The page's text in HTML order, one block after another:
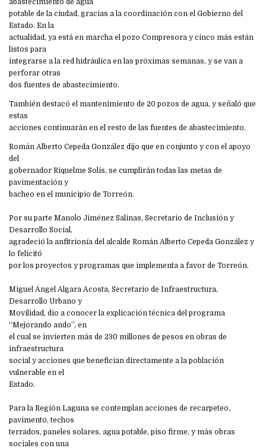
abastecimiento de agua
potable de la ciudad, gracias a la coordinación con el Gobierno del
Estado. En la
actualidad, ya está en marcha el pozo Compresora y cinco más están
listos para
integrarse a la red hidráulica en las próximas semanas, y se van a
perforar otras
dos fuentes de abastecimiento.
También destacó el mantenimiento de 20 pozos de agua, y señaló que
estas
acciones continuarán en el resto de las fuentes de abastecimiento.
Román Alberto Cepeda González dijo que en conjunto y con el apoyo
del
gobernador Riquelme Solís, se cumplirán todas las metas de
pavimentación y
bacheo en el municipio de Torreón.
Por su parte Manolo Jiménez Salinas, Secretario de Inclusión y
Desarrollo Social,
agradeció la anfitrionía del alcalde Román Alberto Cepeda González y
lo felicitó
por los proyectos y programas que implementa a favor de Torreón.
Miguel Ángel Algara Acosta, Secretario de Infraestructura,
Desarrollo Urbano y
Movilidad, dio a conocer la explicación técnica del programa
“Mejorando ando”, en
el cual se invierten más de 230 millones de pesos en obras de
infraestructura
social y acciones que benefician directamente a la población
vulnerable en el
Estado.
Para la Región Laguna se contemplan acciones de recarpeteo,
pavimento, techos
terrados, paneles solares, agua potable, piso firme, y más obras
sociales con una